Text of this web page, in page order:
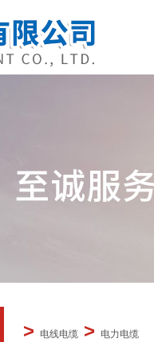
> 电线电缆 > 电力电缆